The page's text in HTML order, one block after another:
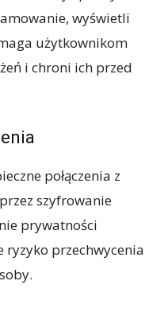
wyświetli
użytkownikom
i chroni ich przed
połączenia z
szyfrowanie
prywatności
przechwycenia